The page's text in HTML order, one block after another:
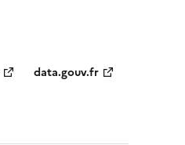
data.gouv.fr